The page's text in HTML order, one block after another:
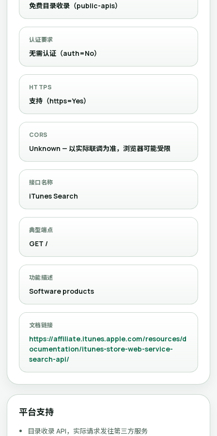
免费目录收录（public-apis）
认证要求
无需认证（auth=No）
HTTPS
支持（https=Yes）
CORS
Unknown — 以实际联调为准，浏览器可能受限
接口名称
iTunes Search
典型端点
GET /
功能描述
Software products
文档链接
https://affiliate.itunes.apple.com/resources/d
ocumentation/itunes-store-web-service-
search-api/
平台支持
目录收录 API，实际请求发往第三方服务